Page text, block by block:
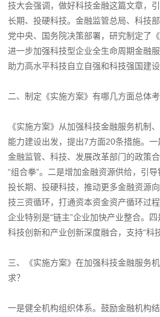
技大会强调，做好科技金融这篇文章，
长期、投硬科技。金融监管总局、科技
党中央、国务院决策部署，研究制定了
进一步加强科技型企业全生命周期金融
助力高水平科技自立自强和科技强国建设
二、制定《实施方案》有哪几方面总体考
《实施方案》从加强科技金融服务机制
能力建设出发，提出7方面20条措施。
金融监管、科技、发展改革部门的政策
“组合拳”。二是增加金融资源供给，引
投长期、投硬科技，推动更多金融资源
技三资循环，打通资本资金资产循环过
企业特别是“链主”企业加快产业整合。
科技创新和产业创新深度融合，支持“科
三、《实施方案》在加强科技金融服务
求？
一是健全机构组织体系。鼓励金融机构